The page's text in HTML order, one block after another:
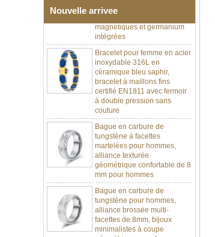
Nouvelle arriveemagnétiques et germanium
intégrées
Bracelet pour femme en acier
inoxydable 316L en
céramique bleu saphir,
bracelet à maillons fins
certifié EN1811 avec fermoir
à double pression sans
couture
Bague en carbure de
tungstène à facettes
martelées pour hommes,
alliance texturée
géométrique confortable de 8
mm pour hommes
Bague en carbure de
tungstène pour hommes,
alliance brossée multi-
facettes de 8mm, bijoux
minimalistes à coupe
géométrique pour hommes